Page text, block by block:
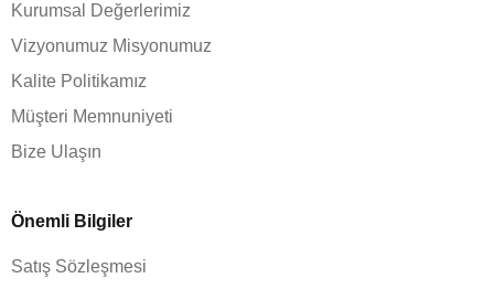
Kurumsal Değerlerimiz
Vizyonumuz Misyonumuz
Kalite Politikamız
Müşteri Memnuniyeti
Bize Ulaşın
Önemli Bilgiler
Satış Sözleşmesi